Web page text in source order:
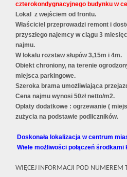
czterokondygnacyjnego budynku w
Lokal z wejściem od frontu.
Właściciel przeprowadzi remont i
przyszłego najemcy w ciągu 3
najmu.
W lokalu rozstaw słupów 3,15m i 4m.
Obiekt chroniony, na terenie
miejsca parkingowe.
Szeroka brama umożliwiająca
Cena najmu wynosi 50zł netto/m2.
Opłaty dodatkowe : ogrzewanie (
zużycia na podstawie podliczników.
Doskonała lokalizacja w centrum
Wiele możliwości połączeń
WIĘCEJ INFORMACJI POD NUMEREM